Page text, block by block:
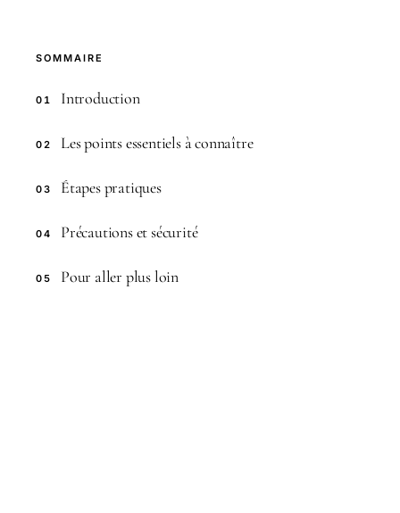
SOMMAIRE
01 Introduction
02 Les points essentiels à connaître
03 Étapes pratiques
04 Précautions et sécurité
05 Pour aller plus loin